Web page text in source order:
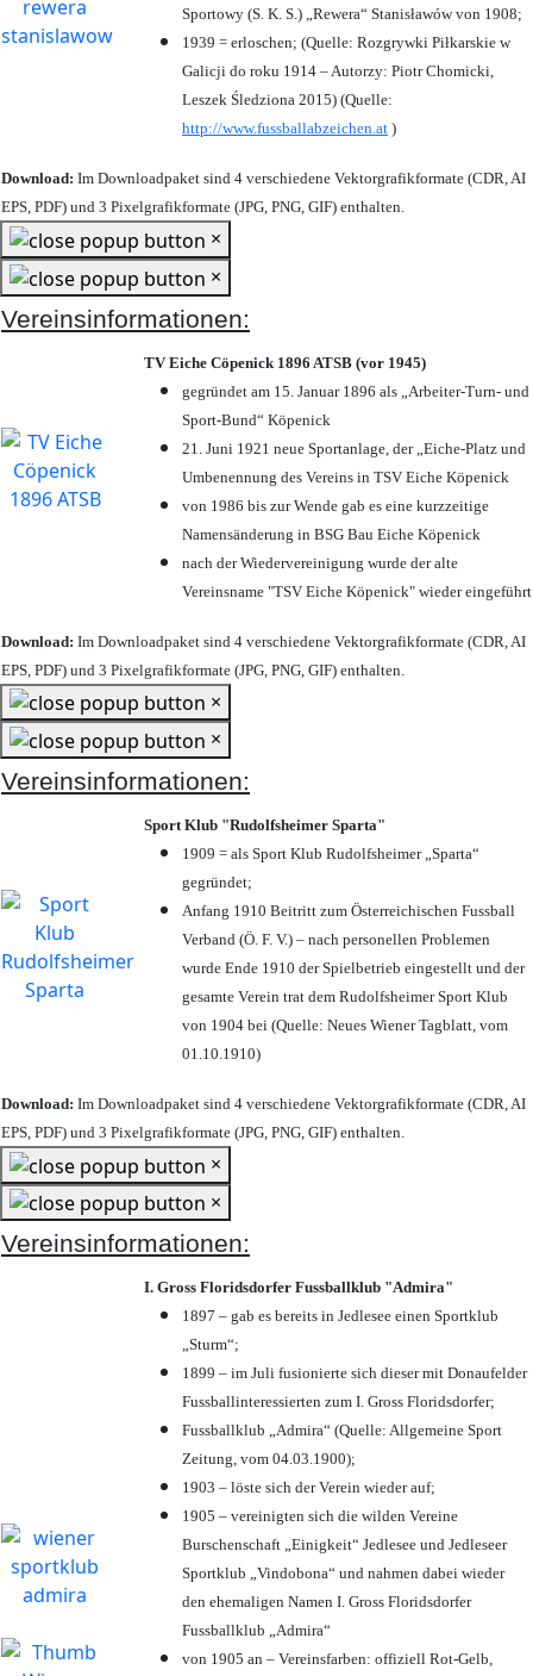
Sportowy (S. K. S.) „Rewera“ Stanisławów von 1908;
1939 = erloschen; (Quelle: Rozgrywki Piłkarskie w
Galicji do roku 1914 – Autorzy: Piotr Chomicki,
Leszek Śledziona 2015) (Quelle:
http://www.fussballabzeichen.at )
Download: Im Downloadpaket sind 4 verschiedene Vektorgrafikformate (CDR, AI
EPS, PDF) und 3 Pixelgrafikformate (JPG, PNG, GIF) enthalten.
×
×
Vereinsinformationen:
TV Eiche Cöpenick 1896 ATSB (vor 1945)
gegründet am 15. Januar 1896 als „Arbeiter-Turn- und
Sport-Bund“ Köpenick
21. Juni 1921 neue Sportanlage, der „Eiche-Platz und
Umbenennung des Vereins in TSV Eiche Köpenick
von 1986 bis zur Wende gab es eine kurzzeitige
Namensänderung in BSG Bau Eiche Köpenick
nach der Wiedervereinigung wurde der alte
Vereinsname "TSV Eiche Köpenick" wieder eingeführt
Download: Im Downloadpaket sind 4 verschiedene Vektorgrafikformate (CDR, AI
EPS, PDF) und 3 Pixelgrafikformate (JPG, PNG, GIF) enthalten.
×
×
Vereinsinformationen:
Sport Klub "Rudolfsheimer Sparta"
1909 = als Sport Klub Rudolfsheimer „Sparta“
gegründet;
Anfang 1910 Beitritt zum Österreichischen Fussball
Verband (Ö. F. V.) – nach personellen Problemen
wurde Ende 1910 der Spielbetrieb eingestellt und der
gesamte Verein trat dem Rudolfsheimer Sport Klub
von 1904 bei (Quelle: Neues Wiener Tagblatt, vom
01.10.1910)
Download: Im Downloadpaket sind 4 verschiedene Vektorgrafikformate (CDR, AI
EPS, PDF) und 3 Pixelgrafikformate (JPG, PNG, GIF) enthalten.
×
×
Vereinsinformationen:
I. Gross Floridsdorfer Fussballklub "Admira"
1897 – gab es bereits in Jedlesee einen Sportklub
„Sturm“;
1899 – im Juli fusionierte sich dieser mit Donaufelder
Fussballinteressierten zum I. Gross Floridsdorfer;
Fussballklub „Admira“ (Quelle: Allgemeine Sport
Zeitung, vom 04.03.1900);
1903 – löste sich der Verein wieder auf;
1905 – vereinigten sich die wilden Vereine
Burschenschaft „Einigkeit“ Jedlesee und Jedleseer
Sportklub „Vindobona“ und nahmen dabei wieder
den ehemaligen Namen I. Gross Floridsdorfer
Fussballklub „Admira“
von 1905 an – Vereinsfarben: offiziell Rot-Gelb,